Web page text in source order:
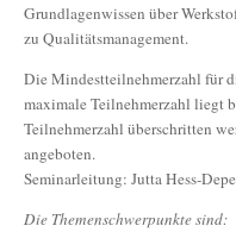
Grundlagenwissen über
zu Qualitätsmanagement.
Die Mindestteilnehmerzahl für
maximale Teilnehmerzahl liegt
Teilnehmerzahl überschritten
angeboten.
Seminarleitung: Jutta Hess-
Die Themenschwerpunkte sind: